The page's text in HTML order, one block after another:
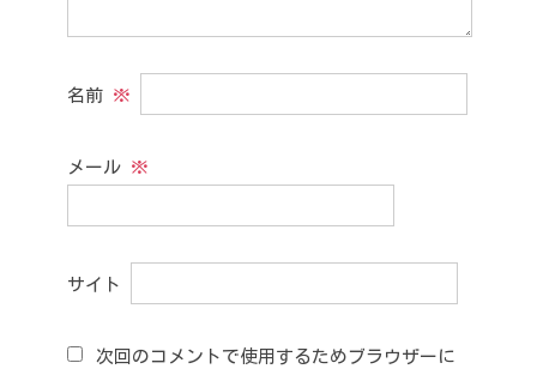
名前 ※
メール ※
サイト
次回のコメントで使用するためブラウザーに